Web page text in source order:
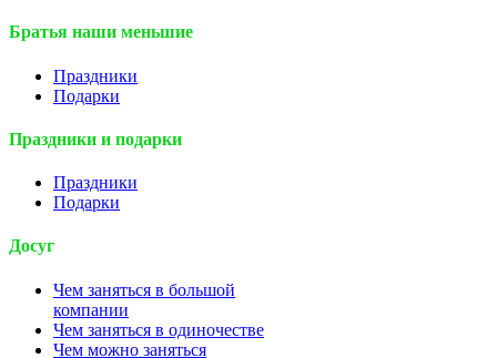
Братья наши меньшие
Праздники
Подарки
Праздники и подарки
Праздники
Подарки
Досуг
Чем заняться в большой
компании
Чем заняться в одиночестве
Чем можно заняться